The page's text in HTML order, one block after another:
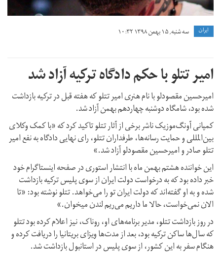
ايران سه شنبه, ۱۵ بهمن ۱۳۹۸ ۱۰:۳۲
امیر تتلو با حکم دادگاه ترکیه آزاد شد
امیرحسین مقصودلو با نام هنری امیر تتلو که هفته قبل در ترکیه بازداشت
شده بود، شامگاه دوشنبه چهاردهم بهمن آزاد شد.
کمپانی آونگ‌موزیک ناشر برخی از آثار تتلو تاکید کرد که «با کمک وکلای
بین‌المللی ‌و حمایت رسانه‌ها، طرفداران تتلو، رای نهایی دادگاه به نفع امیر
تتلو صادر و امیرحسین مقصودلو آزاد شد.»
این خواننده هشتم بهمن ماه با انتشار استوری در صفحه اینستاگرام خود
خبر داده بود که به درخواست دولت ایران از سوی پلیس ترکیه بازداشت
شده و به او گفته‌اند که دولت ایران تو را می‌خواهد. تتلو نوشته بود: «تا
الان نمی‌خواست،‌ حالا ما داریم می‌ریم لندن میخوان.»
در روز بازداشت تتلو، مدیر برنامه‌های او، روناک، نیز اعلام کرده بود تتلو
که سال‌ها ساکن ترکیه بود، بعد از مدت‌ها ویزای بریتانیا را دریافت کرده و
هنگام سفر به این کشور، از سوی پلیس در استانبول بازداشت شد.